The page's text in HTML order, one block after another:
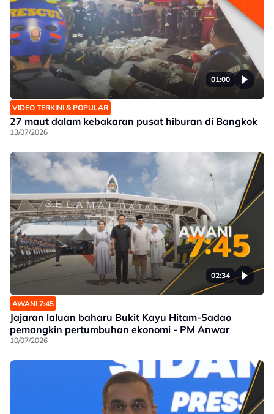
01:00
VIDEO TERKINI & POPULAR
27 maut dalam kebakaran pusat hiburan di Bangkok
13/07/2026
02:34
AWANI 7:45
Jajaran laluan baharu Bukit Kayu Hitam-Sadao
pemangkin pertumbuhan ekonomi - PM Anwar
10/07/2026